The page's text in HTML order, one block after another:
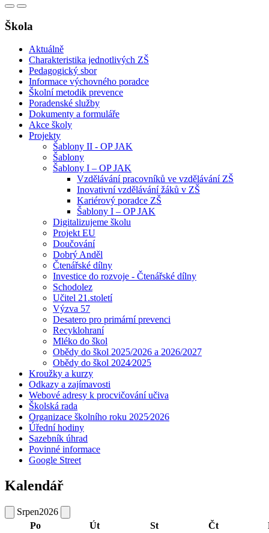
Škola
Aktuálně
Charakteristika jednotlivých ZŠ
Pedagogický sbor
Informace výchovného poradce
Školní metodik prevence
Poradenské služby
Dokumenty a formuláře
Akce školy
Projekty
Šablony II - OP JAK
Šablony
Šablony I – OP JAK
Vzdělávání pracovníků ve vzdělávání ZŠ
Inovativní vzdělávání žáků v ZŠ
Kariérový poradce ZŠ
Šablony I – OP JAK
Digitalizujeme školu
Projekt EU
Doučování
Dobrý Anděl
Čtenářské dílny
Investice do rozvoje - Čtenářské dílny
Schodolez
Učitel 21.století
Výzva 57
Desatero pro primární prevenci
Recyklohraní
Mléko do škol
Obědy do škol 2025/2026 a 2026/2027
Obědy do škol 2024⁄2025
Kroužky a kurzy
Odkazy a zajímavosti
Webové adresy k procvičování učiva
Školská rada
Organizace školního roku 2025⁄2026
Úřední hodiny
Sazebník úhrad
Povinné informace
Google Street
Kalendář
Srpen2026
Po
Út St Čt